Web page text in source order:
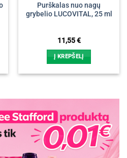
Purškalas nuo nagų
grybelio LUCOVITAL, 25 ml
11,55€
Į KREPŠELĮ